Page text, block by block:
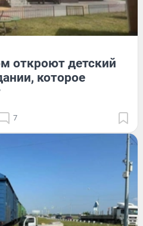
откроют детский
которое
7